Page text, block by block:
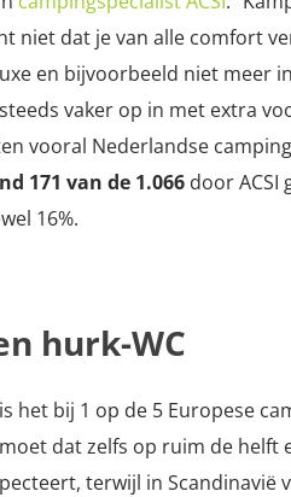
niet dat je van alle comfort
en bijvoorbeeld niet meer
vaker op in met extra
vooral Nederlandse
171 van de 1.066 door ACSI
16%.
hurk-WC
het bij 1 op de 5 Europese
moet dat zelfs op ruim de helft
terwijl in